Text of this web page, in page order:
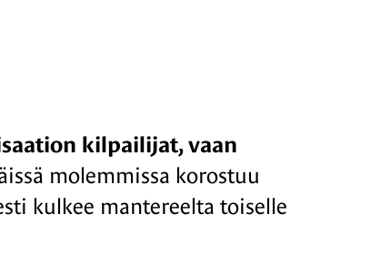
kilpailijat, vaan
molemmissa korostuu
kulkee mantereelta toiselle